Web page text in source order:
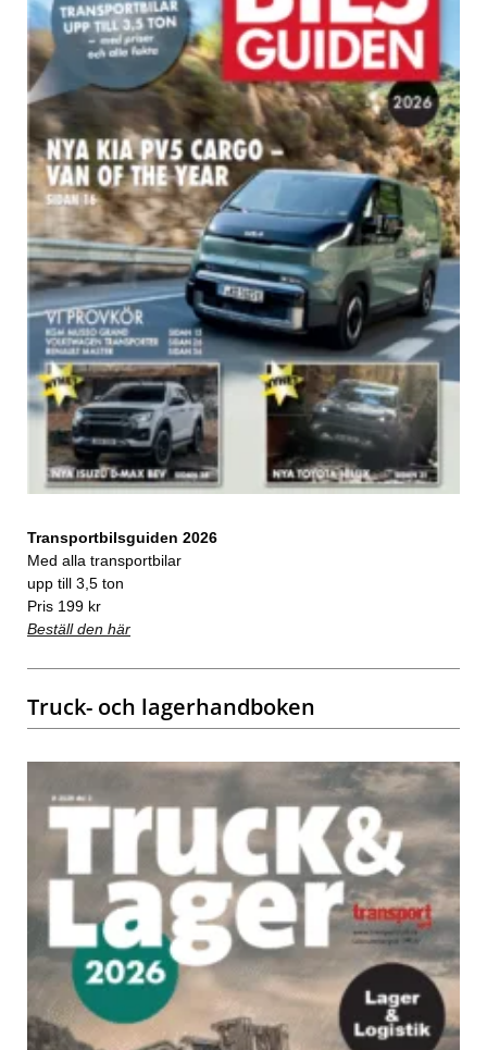
Transportbilsguiden 2026
Med alla transportbilar
upp till 3,5 ton
Pris 199 kr
Beställ den här
Truck- och lagerhandboken